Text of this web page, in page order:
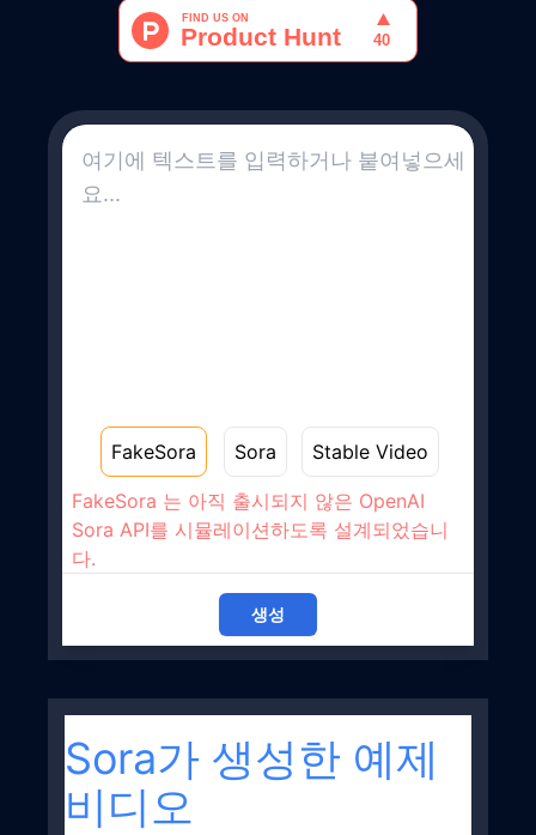
FakeSora Sora Stable Video
FakeSora 는 아직 출시되지 않은 OpenAI
Sora API를 시뮬레이션하도록 설계되었습니
다.
생성
Sora가 생성한 예제
비디오